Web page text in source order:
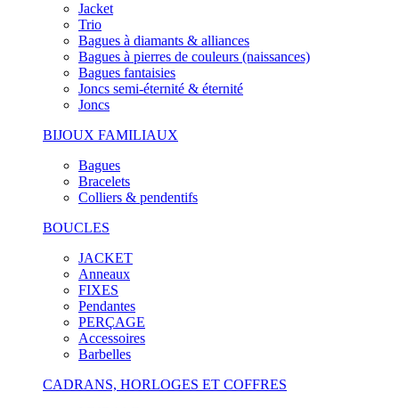
Jacket
Trio
Bagues à diamants & alliances
Bagues à pierres de couleurs (naissances)
Bagues fantaisies
Joncs semi-éternité & éternité
Joncs
BIJOUX FAMILIAUX
Bagues
Bracelets
Colliers & pendentifs
BOUCLES
JACKET
Anneaux
FIXES
Pendantes
PERÇAGE
Accessoires
Barbelles
CADRANS, HORLOGES ET COFFRES